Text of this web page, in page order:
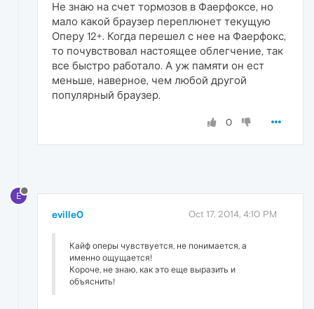
Не знаю на счет тормозов в Фаерфоксе, но
мало какой браузер переплюнет текущую
Оперу 12+. Когда перешел с нее на Фаерфокс,
то почувствовал настоящее облегчение, так
все быстро работало. А уж памяти он ест
меньше, наверное, чем любой другой
популярный браузер.
0
E
eville0 Oct 17, 2014, 4:10 PM
Кайф оперы чувствуется, не понимается, а
именно ощущается!
Короче, не знаю, как это еще выразить и
объяснить!